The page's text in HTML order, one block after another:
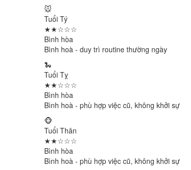
🐭
Tuổi Tý
★★☆☆☆
Bình hòa
Bình hoà - duy trì routine thường ngày
🐍
Tuổi Tỵ
★★☆☆☆
Bình hòa
Bình hoà - phù hợp việc cũ, không khởi sự
🐵
Tuổi Thân
★★☆☆☆
Bình hòa
Bình hoà - phù hợp việc cũ, không khởi sự